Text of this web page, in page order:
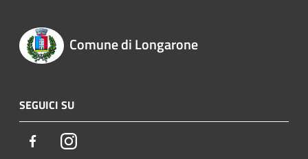
Comune di Longarone
SEGUICI SU
FacebookInstagram